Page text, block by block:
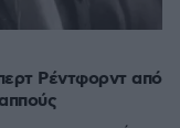
Ρέντφορντ από